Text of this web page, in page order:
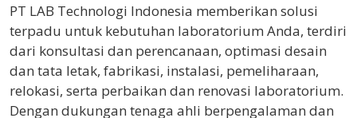
PT LAB Technologi Indonesia memberikan solusi
terpadu untuk kebutuhan laboratorium Anda, terdiri
dari konsultasi dan perencanaan, optimasi desain
dan tata letak, fabrikasi, instalasi, pemeliharaan,
relokasi, serta perbaikan dan renovasi laboratorium.
Dengan dukungan tenaga ahli berpengalaman dan